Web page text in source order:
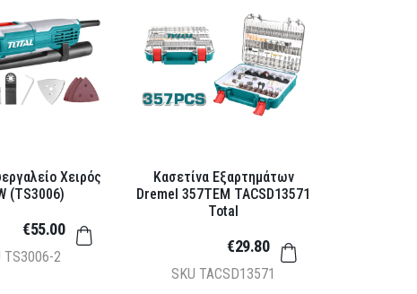
Χειρός
(TS3006)
TS3006-2
€55.00
Κασετίνα Εξαρτημάτων
Dremel 357ΤΕΜ TACSD13571
Total
SKU TACSD13571
€29.80